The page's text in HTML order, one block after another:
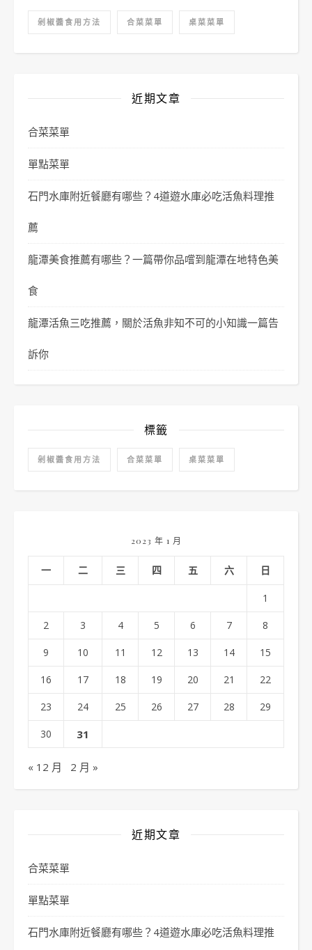
剁椒醬食用方法 合菜菜單 桌菜菜單
近期文章
合菜菜單
單點菜單
石門水庫附近餐廳有哪些？4道遊水庫必吃活魚料理推
薦
龍潭美食推薦有哪些？一篇帶你品嚐到龍潭在地特色美
食
龍潭活魚三吃推薦，關於活魚非知不可的小知識一篇告
訴你
標籤
剁椒醬食用方法 合菜菜單 桌菜菜單
2023 年 1 月
一 二 三 四 五 六 日
1
2 3 4 5 6 7 8
9 10 11 12 13 14 15
16 17 18 19 20 21 22
23 24 25 26 27 28 29
30 31
« 12 月 2 月 »
近期文章
合菜菜單
單點菜單
石門水庫附近餐廳有哪些？4道遊水庫必吃活魚料理推